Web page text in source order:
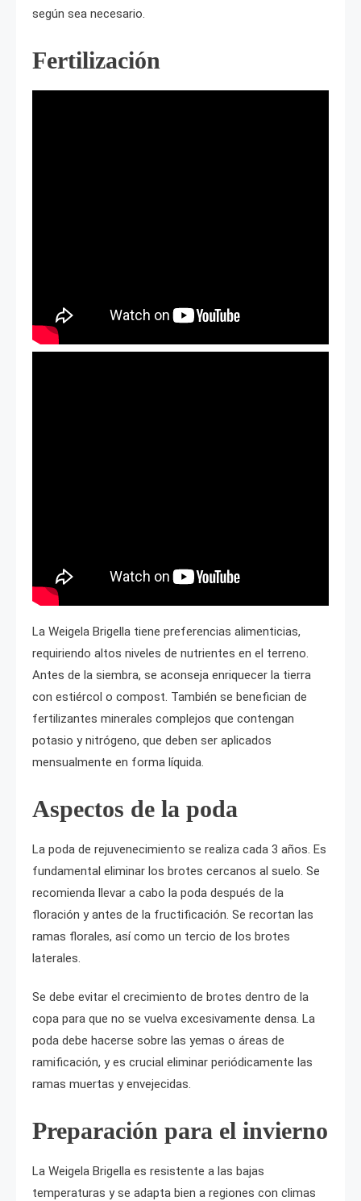
según sea necesario.
Fertilización
La Weigela Brigella tiene preferencias alimenticias,
requiriendo altos niveles de nutrientes en el terreno.
Antes de la siembra, se aconseja enriquecer la tierra
con estiércol o compost. También se benefician de
fertilizantes minerales complejos que contengan
potasio y nitrógeno, que deben ser aplicados
mensualmente en forma líquida.
Aspectos de la poda
La poda de rejuvenecimiento se realiza cada 3 años. Es
fundamental eliminar los brotes cercanos al suelo. Se
recomienda llevar a cabo la poda después de la
floración y antes de la fructificación. Se recortan las
ramas florales, así como un tercio de los brotes
laterales.
Se debe evitar el crecimiento de brotes dentro de la
copa para que no se vuelva excesivamente densa. La
poda debe hacerse sobre las yemas o áreas de
ramificación, y es crucial eliminar periódicamente las
ramas muertas y envejecidas.
Preparación para el invierno
La Weigela Brigella es resistente a las bajas
temperaturas y se adapta bien a regiones con climas